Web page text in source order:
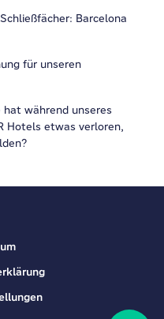
Barcelona
für unseren
hat während unseres
Hotels etwas verloren,